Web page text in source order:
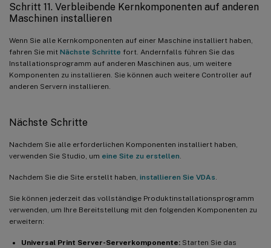
Schritt 11. Verbleibende Kernkomponenten auf anderen
Maschinen installieren
Wenn Sie alle Kernkomponenten auf einer Maschine installiert haben,
fahren Sie mit Nächste Schritte fort. Andernfalls führen Sie das
Installationsprogramm auf anderen Maschinen aus, um weitere
Komponenten zu installieren. Sie können auch weitere Controller auf
anderen Servern installieren.
Nächste Schritte
Nachdem Sie alle erforderlichen Komponenten installiert haben,
verwenden Sie Studio, um eine Site zu erstellen
Nachdem Sie die Site erstellt haben, installieren Sie VDAs
Sie können jederzeit das vollständige Produktinstallationsprogramm
verwenden, um Ihre Bereitstellung mit den folgenden Komponenten zu
erweitern:
Universal Print Server-Serverkomponente: Starten Sie das